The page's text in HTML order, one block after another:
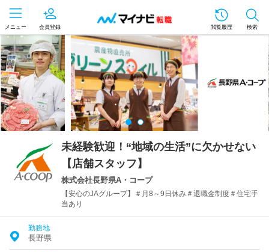
メニュー 会員登録 閲覧履歴 検索
未経験歓迎！“地域の生活”に欠かせない
【店舗スタッフ】
株式会社長野県A・コープ
【安心のJAグループ】＃月8～9日休み＃退職金制度＃住宅手
当あり
勤務地
長野県